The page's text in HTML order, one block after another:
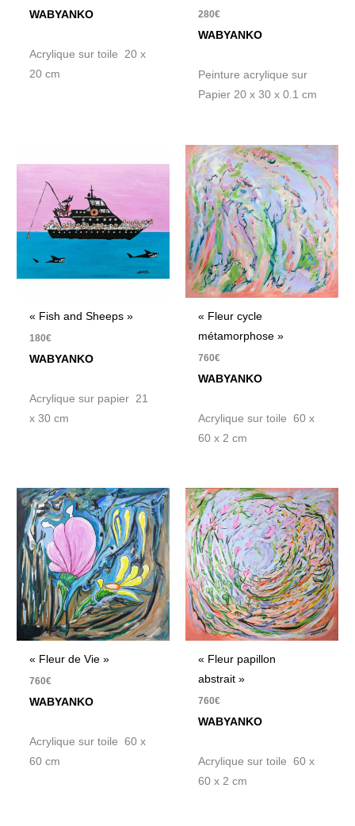
WABYANKO
Acrylique sur toile 20 x
20 cm
280€
WABYANKO
Peinture acrylique sur
Papier 20 x 30 x 0.1 cm
« Fish and Sheeps »
180€
WABYANKO
Acrylique sur papier 21
x 30 cm
« Fleur cycle
métamorphose »
760€
WABYANKO
Acrylique sur toile 60 x
60 x 2 cm
« Fleur de Vie »
760€
WABYANKO
Acrylique sur toile 60 x
60 cm
« Fleur papillon
abstrait »
760€
WABYANKO
Acrylique sur toile 60 x
60 x 2 cm